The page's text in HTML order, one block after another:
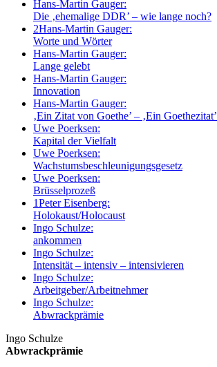
Hans-Martin Gauger:
Die ‚ehemalige DDR’ – wie lange noch?
2Hans-Martin Gauger:
Worte und Wörter
Hans-Martin Gauger:
Lange gelebt
Hans-Martin Gauger:
Innovation
Hans-Martin Gauger:
‚Ein Zitat von Goethe’ – ‚Ein Goethezitat’
Uwe Poerksen:
Kapital der Vielfalt
Uwe Poerksen:
Wachstumsbeschleunigungsgesetz
Uwe Poerksen:
Brüsselprozeß
1Peter Eisenberg:
Holokaust/Holocaust
Ingo Schulze:
ankommen
Ingo Schulze:
Intensität – intensiv – intensivieren
Ingo Schulze:
Arbeitgeber/Arbeitnehmer
Ingo Schulze:
Abwrackprämie
Ingo Schulze
Abwrackprämie